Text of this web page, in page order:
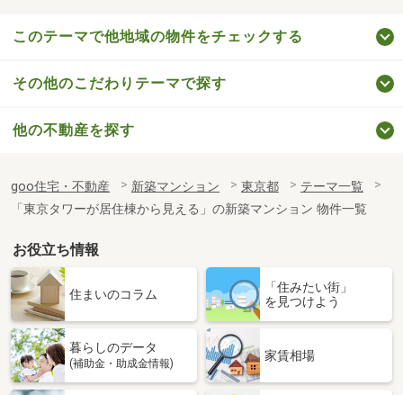
このテーマで他地域の物件をチェックする
その他のこだわりテーマで探す
他の不動産を探す
goo住宅・不動産 新築マンション 東京都
テーマ一覧
「東京タワーが居住棟から見える」の新築マンション 物件一覧
お役立ち情報
住まいのコラム
「住みたい街」
を見つけよう
暮らしのデータ
(補助金・助成金情報)
家賃相場